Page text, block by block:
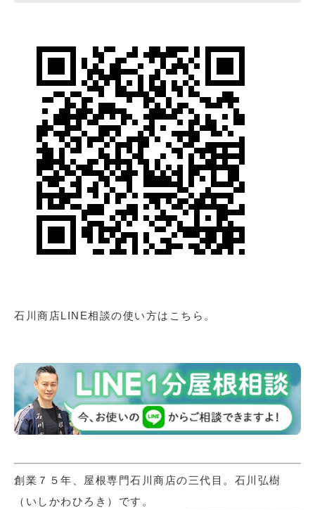
石川商店LINE相談の使い方はこちら。
創業７５年、屋根専門石川商店の三代目。石川弘樹
（いしかわひろき）です。